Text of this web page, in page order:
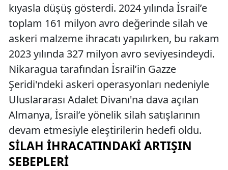
kıyasla düşüş gösterdi. 2024 yılında İsrail’e
toplam 161 milyon avro değerinde silah ve
askeri malzeme ihracatı yapılırken, bu rakam
2023 yılında 327 milyon avro seviyesindeydi.
Nikaragua tarafından İsrail’in Gazze
Şeridi'ndeki askeri operasyonları nedeniyle
Uluslararası Adalet Divanı'na dava açılan
Almanya, İsrail’e yönelik silah satışlarının
devam etmesiyle eleştirilerin hedefi oldu.
SILAH İHRACATINDAKI ARTIŞIN
SEBEPLERI